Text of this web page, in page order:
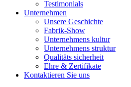
Testimonials
Unternehmen
Unsere Geschichte
Fabrik-Show
Unternehmens kultur
Unternehmens struktur
Qualitäts sicherheit
Ehre & Zertifikate
Kontaktieren Sie uns